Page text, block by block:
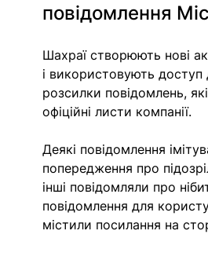
повідомлення
Шахраї створюють нові
і використовують
розсилки повідомлень,
офіційні листи компанії.
Деякі повідомлення
попередження про
інші повідомляли про
повідомлення для
містили посилання на